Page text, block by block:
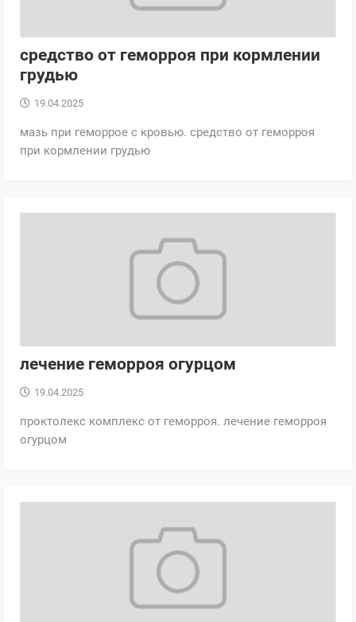
средство от геморроя при кормлении
грудью
19.04.2025
мазь при геморрое с кровью. средство от геморроя
при кормлении грудью
лечение геморроя огурцом
19.04.2025
проктолекс комплекс от геморроя. лечение геморроя
огурцом